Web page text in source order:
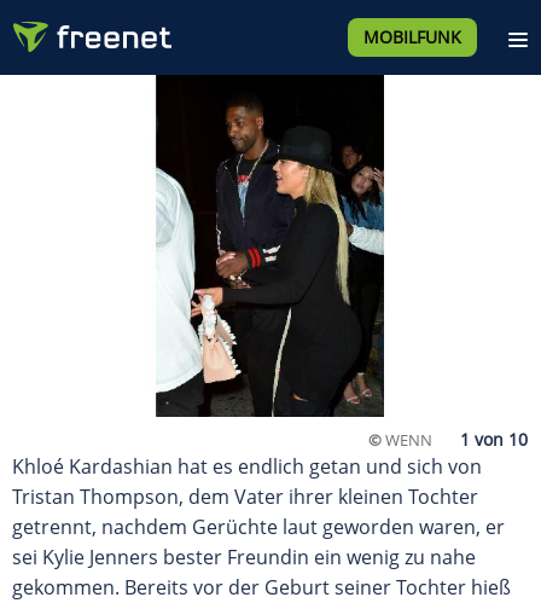
MOBILFUNK
©WENN
Khloé Kardashian hat es endlich getan und sich von
Tristan Thompson, dem Vater ihrer kleinen Tochter
getrennt, nachdem Gerüchte laut geworden waren, er
sei Kylie Jenners bester Freundin ein wenig zu nahe
gekommen. Bereits vor der Geburt seiner Tochter hieß